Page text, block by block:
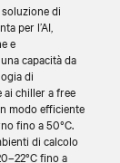
di
per l’AI,
e
capacità da
di
ai chiller a free
modo efficiente
fino a 50°C.
di calcolo
fino a